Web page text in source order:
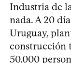
Industria de
nada. A 20
Uruguay,
construcción
50.000